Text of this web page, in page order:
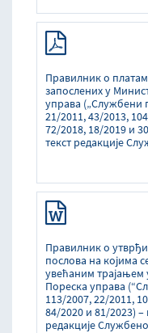
Правилник о
запослених у
управа („Службени
21/2011, 43/2013,
72/2018, 18/2019 и
текст редакције
Правилник о
послова на којима
увећаним трајањем
Пореска управа
113/2007, 22/2011,
84/2020 и 81/2023)
редакције